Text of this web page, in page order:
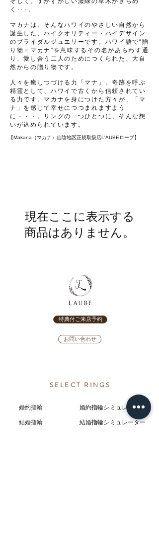
く･･･。
マカナは、そんなハワイのやさしい自然から
誕生した、ハイクオリティー・ハイデザイン
のブライダルジュエリーです。ハワイ語で“贈
り物＝マカナ”を意味するその名があらわす通
り、愛し合う二人のためにつくられた、大自
然からの贈り物です。
人々を癒しつづける力「マナ」。奇跡を呼ぶ
精霊として、ハワイで古くから信頼されてい
る力です。マカナを身につけた方々が、「マ
ナ」を感じて幸せにつつまれますよう
に・・・。リングの一つひとつに、そんな想
いが込められています。
【Makana（マカナ）山陰地区正規取扱店L'AUBEローブ】
現在ここに表示する
商品はありません。
特典付ご来店予約
お問い合わせ
SELECT RINGS
婚約指輪
結婚指輪
婚約指輪シミュレーター
結婚指輪シミ ュレーター